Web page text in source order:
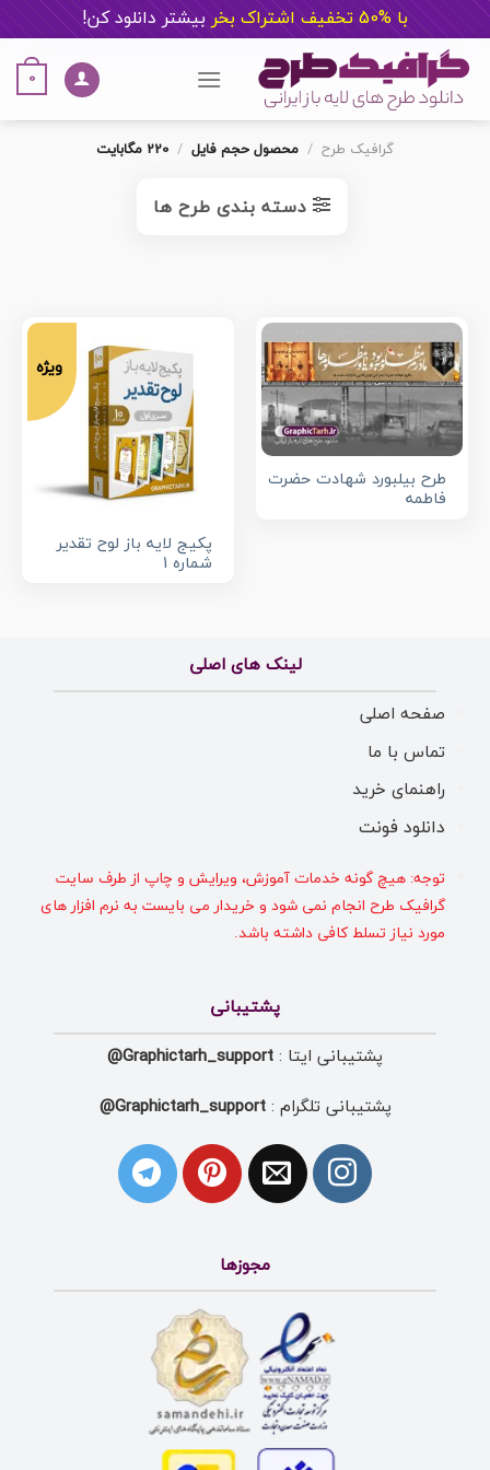
با %50 تخفیف اشتراک بخر بیشتر دانلود کن!
content
0
گرافیک طرح / محصول حجم فایل /
دسته بندی طرح ها
طرح بیلبورد شهادت حضرت
فاطمه
ویژه
پکیج لایه باز لوح تقدیر
شماره 1
لینک های اصلی
صفحه اصلی
تماس با ما
راهنمای خرید
دانلود فونت
توجه: هیچ گونه خدمات آموزش، ویرایش و چاپ از طرف سایت
گرافیک طرح انجام نمی شود و خریدار می بایست به نرم افزار های
مورد نیاز تسلط کافی داشته باشد.
پشتیبانی
پشتیبانی ایتا : Graphictarh_support@
پشتیبانی تلگرام :Graphictarh_support@
مجوزها